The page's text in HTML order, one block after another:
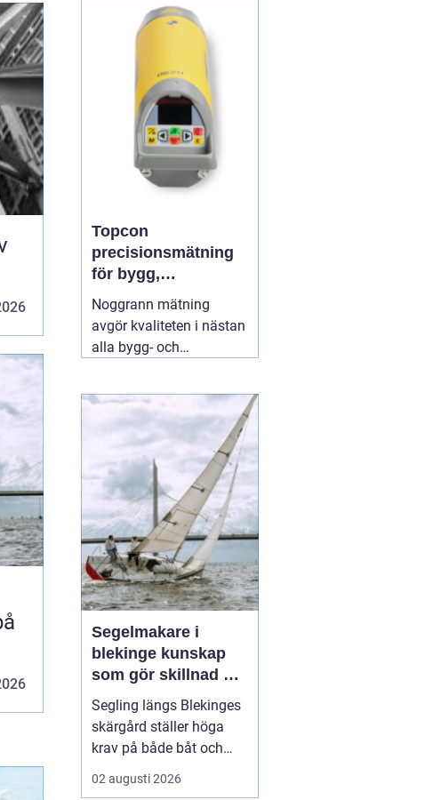
maskinerna går lugnt
och energiåtgången
hålls nere. När
skäreggen däremot är
sliten eller felanpassad
märks det snabbt ...
Topcon
precisionsmätning
för bygg,
infrastruktur och
geodesi
Noggrann mätning
avgör kvaliteten i nästan
alla bygg- och
på några millimeter i
början kan växa till dyra
problem längre fram.
Därför väljer många
yrkesproffs moderna
instrument02 augusti
2026
Segelmakare i
blekinge kunskap
som gör skillnad på
vattnet
Segling längs Blekinges
skärgård ställer höga
krav på både båt och
utrustning. Vinden vrider
snabbt mellan öar och
02 augusti 2026